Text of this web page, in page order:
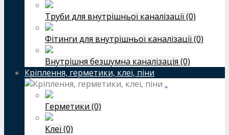
Труби для внутрішньої каналізації (0)
Фітинги для внутрішньої каналізації (0)
Внутрішня безшумна каналізація (0)
Кріплення, герметики, клеї, піни
..
Герметики (0)
Клеї (0)